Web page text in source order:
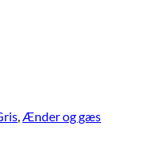
,Ænder og gæs